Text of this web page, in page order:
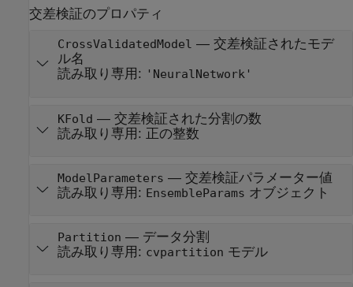
交差検証のプロパティ
CrossValidatedModel — 交差検証されたモデ
ル名
読み取り専用:
'NeuralNetwork'
KFold — 交差検証された分割の数
読み取り専用: 正の整数
ModelParameters — 交差検証パラメーター値
読み取り専用:
EnsembleParams オブジェクト
Partition — データ分割
読み取り専用: cvpartition モデル